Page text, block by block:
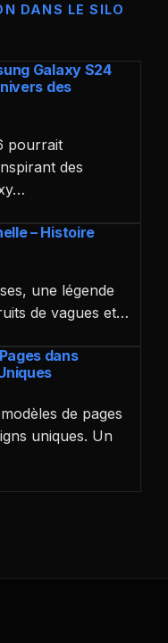
DANS LE SILO
Galaxy S24
des
pourrait
des
– Histoire
une légende
de vagues et…
dans
de pages
uniques. Un